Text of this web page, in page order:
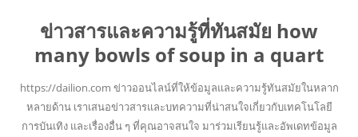
ข่าวสารและความรู้ที่ทันสมัย how
many bowls of soup in a quart
https://dailion.com ข่าวออนไลน์ที่ให้ข้อมูลและความรู้ทันสมัยในหลาก
หลายด้าน เราเสนอข่าวสารและบทความที่น่าสนใจเกี่ยวกับเทคโนโลยี
การบันเทิง และเรื่องอื่น ๆ ที่คุณอาจสนใจ มาร่วมเรียนรู้และอัพเดทข้อมูล